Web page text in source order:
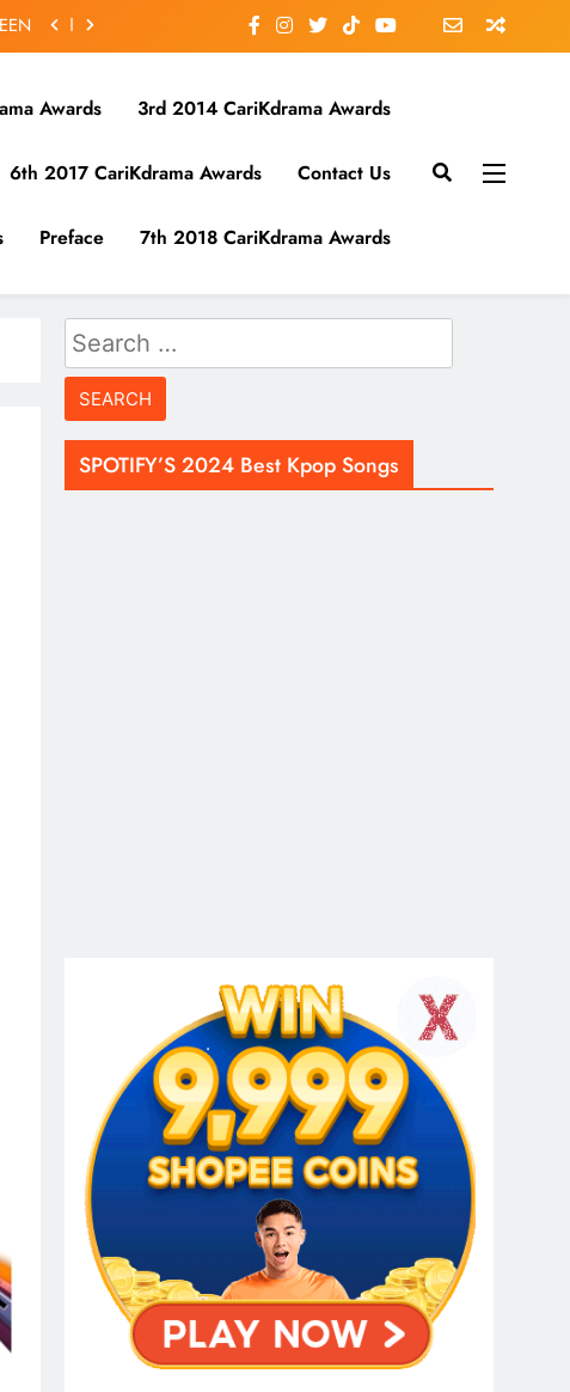
Ini
Awards 3rd 2014 CariKdrama Awards
6th 2017 CariKdrama Awards Contact Us
Preface 7th 2018 CariKdrama Awards
Search
for:
SPOTIFY’S 2024 Best Kpop Songs